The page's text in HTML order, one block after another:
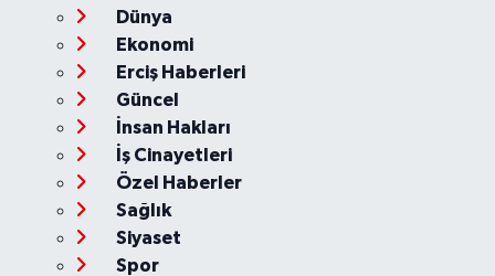
Dünya
Ekonomi
Erciş Haberleri
Güncel
İnsan Hakları
İş Cinayetleri
Özel Haberler
Sağlık
Siyaset
Spor